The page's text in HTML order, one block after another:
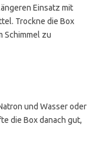
Einsatz mit
Trockne die Box
Schimmel zu
und Wasser oder
die Box danach gut,